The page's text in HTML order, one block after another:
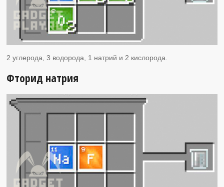
2 углерода, 3 водорода, 1 натрий и 2 кислорода.
Фторид натрия